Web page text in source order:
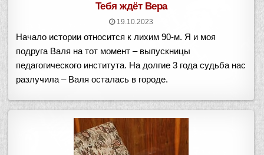
Тебя ждёт Вера
19.10.2023
Начало истории относится к лихим 90-м. Я и моя
подруга Валя на тот момент – выпускницы
педагогического института. На долгие 3 года судьба нас
разлучила – Валя осталась в городе.